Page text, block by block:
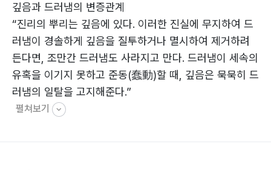
깊음과 드러냄의 변증관계
“진리의 뿌리는 깊음에 있다. 이러한 진실에 무지하여 드
러냄이 경솔하게 깊음을 질투하거나 멸시하여 제거하려
든다면, 조만간 드러냄도 사라지고 만다. 드러냄이 세속의
유혹을 이기지 못하고 준동(蠢動)할 때, 깊음은 묵묵히 드
러냄의 일탈을 고지해준다.”
펼쳐보기